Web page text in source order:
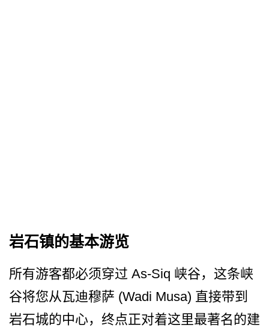
岩石镇的基本游览
所有游客都必须穿过 As-Siq 峡谷，这条峡
谷将您从瓦迪穆萨 (Wadi Musa) 直接带到
岩石城的中心，终点­正对着这里最著名的建